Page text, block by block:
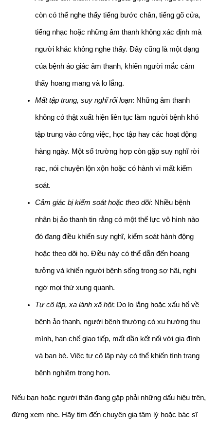
còn có thể nghe thấy tiếng bước chân, tiếng gõ cửa,
tiếng nhạc hoặc những âm thanh không xác định mà
người khác không nghe thấy. Đây cũng là một dạng
của bệnh ảo giác âm thanh, khiến người mắc cảm
thấy hoang mang và lo lắng.
Mất tập trung, suy nghĩ rối loạn: Những âm thanh
không có thật xuất hiện liên tục làm người bệnh khó
tập trung vào công việc, học tập hay các hoạt động
hàng ngày. Một số trường hợp còn gặp suy nghĩ rời
rạc, nói chuyện lộn xộn hoặc có hành vi mất kiểm
soát.
Cảm giác bị kiểm soát hoặc theo dõi: Nhiều bệnh
nhân bị ảo thanh tin rằng có một thế lực vô hình nào
đó đang điều khiển suy nghĩ, kiểm soát hành động
hoặc theo dõi họ. Điều này có thể dẫn đến hoang
tưởng và khiến người bệnh sống trong sợ hãi, nghi
ngờ mọi thứ xung quanh.
Tự cô lập, xa lánh xã hội: Do lo lắng hoặc xấu hổ về
bệnh ảo thanh, người bệnh thường có xu hướng thu
mình, hạn chế giao tiếp, mất dần kết nối với gia đình
và bạn bè. Việc tự cô lập này có thể khiến tình trạng
bệnh nghiêm trọng hơn.
Nếu bạn hoặc người thân đang gặp phải những dấu hiệu trên,
đừng xem nhẹ. Hãy tìm đến chuyên gia tâm lý hoặc bác sĩ